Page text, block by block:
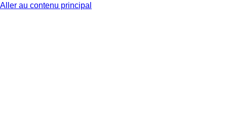
Aller au contenu principal